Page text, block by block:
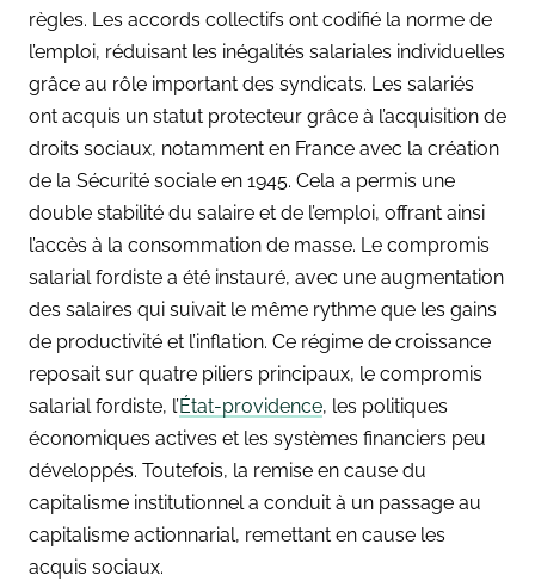
règles. Les accords collectifs ont codifié la norme de
l’emploi, réduisant les inégalités salariales individuelles
grâce au rôle important des syndicats. Les salariés
ont acquis un statut protecteur grâce à l’acquisition de
droits sociaux, notamment en France avec la création
de la Sécurité sociale en 1945. Cela a permis une
double stabilité du salaire et de l’emploi, offrant ainsi
l’accès à la consommation de masse. Le compromis
salarial fordiste a été instauré, avec une augmentation
des salaires qui suivait le même rythme que les gains
de productivité et l’inflation. Ce régime de croissance
reposait sur quatre piliers principaux, le compromis
salarial fordiste, l’État-providence, les politiques
économiques actives et les systèmes financiers peu
développés. Toutefois, la remise en cause du
capitalisme institutionnel a conduit à un passage au
capitalisme actionnarial, remettant en cause les
acquis sociaux.